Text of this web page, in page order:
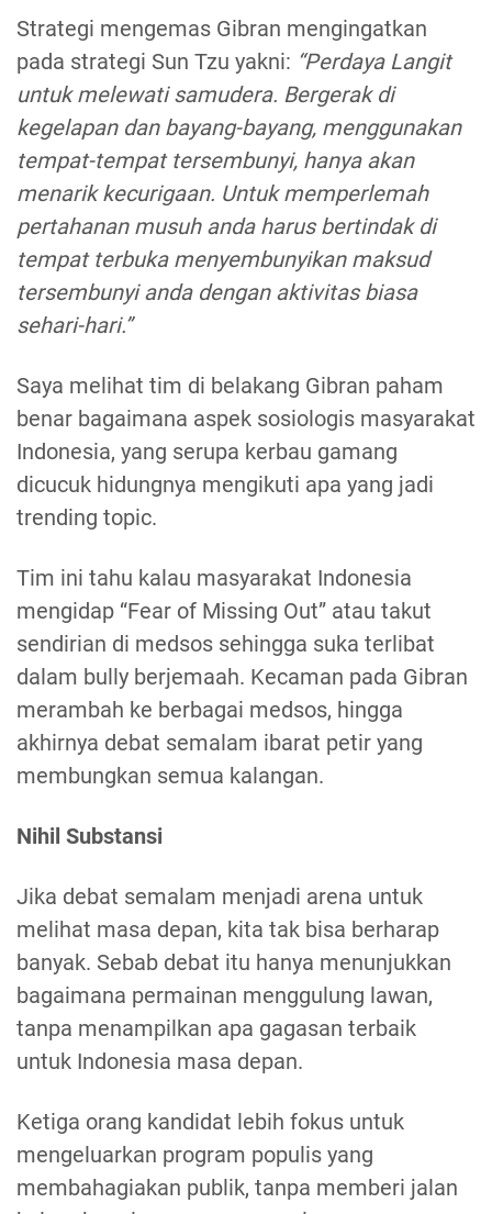
Strategi mengemas Gibran mengingatkan
pada strategi Sun Tzu yakni: “Perdaya Langit
untuk melewati samudera. Bergerak di
kegelapan dan bayang-bayang, menggunakan
tempat-tempat tersembunyi, hanya akan
menarik kecurigaan. Untuk memperlemah
pertahanan musuh anda harus bertindak di
tempat terbuka menyembunyikan maksud
tersembunyi anda dengan aktivitas biasa
sehari-hari.”
Saya melihat tim di belakang Gibran paham
benar bagaimana aspek sosiologis masyarakat
Indonesia, yang serupa kerbau gamang
dicucuk hidungnya mengikuti apa yang jadi
trending topic.
Tim ini tahu kalau masyarakat Indonesia
mengidap “Fear of Missing Out” atau takut
sendirian di medsos sehingga suka terlibat
dalam bully berjemaah. Kecaman pada Gibran
merambah ke berbagai medsos, hingga
akhirnya debat semalam ibarat petir yang
membungkan semua kalangan.
Nihil Substansi
Jika debat semalam menjadi arena untuk
melihat masa depan, kita tak bisa berharap
banyak. Sebab debat itu hanya menunjukkan
bagaimana permainan menggulung lawan,
tanpa menampilkan apa gagasan terbaik
untuk Indonesia masa depan.
Ketiga orang kandidat lebih fokus untuk
mengeluarkan program populis yang
membahagiakan publik, tanpa memberi jalan